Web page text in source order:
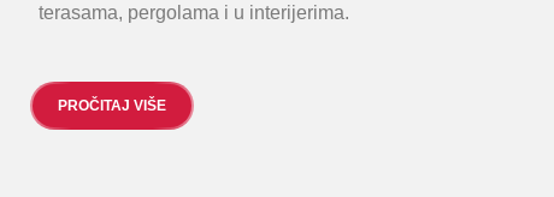
terasama, pergolama i u interijerima.
PROČITAJ VIŠE